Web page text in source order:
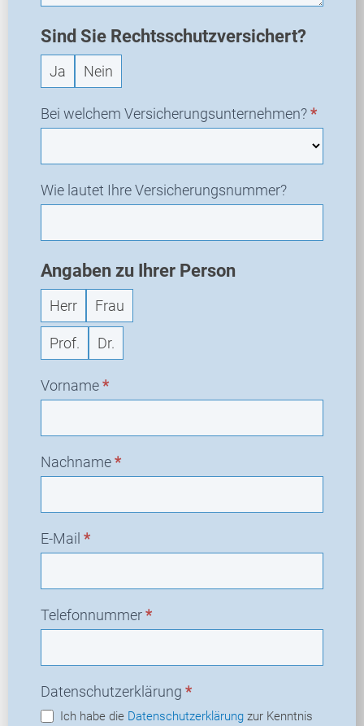
a
n
r
a
g
Sind Sie Rechtsschutzversichert?
Ja Nein
Bei welchem Versicherungsunternehmen?*
Wie lautet Ihre Versicherungsnummer?
Angaben zu Ihrer Person
Herr Frau
Prof. Dr.
Vorname*
Nachname*
E-Mail *
Telefonnummer*
Datenschutzerklärung *
Ich habe die Datenschutzerklärung zur Kenntnis